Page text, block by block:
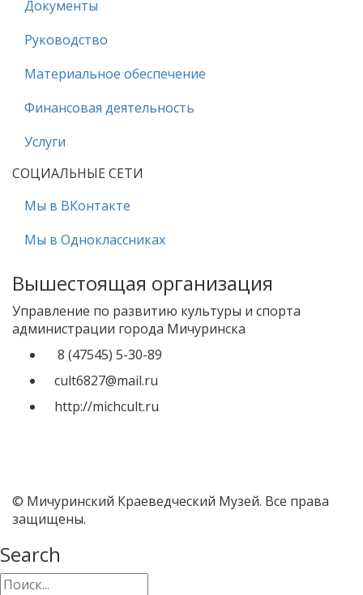
Документы
Руководство
Материальное обеспечение
Финансовая деятельность
Услуги
СОЦИАЛЬНЫЕ СЕТИ
Мы в ВКонтакте
Мы в Одноклассниках
Вышестоящая организация
Управление по развитию культуры и спорта
администрации города Мичуринска
8 (47545) 5-30-89
cult6827@mail.ru
http://michcult.ru
© Мичуринский Краеведческий Музей. Все права
защищены.
Search